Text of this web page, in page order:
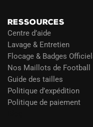
RESSOURCES
Centre d’aide
Lavage & Entretien
Flocage & Badges
Nos Maillots de Football
Guide des tailles
Politique d’expédition
Politique de paiement